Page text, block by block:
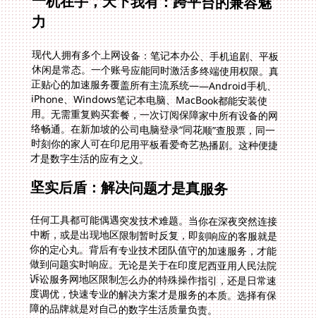
力
现代人拥有多个上网设备：笔记本办公、手机追剧、平板
休闲是常态。一个账号应能同时激活多终端使用权限。真
正贴心的加速服务覆盖所有主流系统——Android手机、
iPhone、Windows笔记本电脑、MacBook都能安装使
用。无需重复购买套餐，一次订阅保障家中所有设备的网
络畅通。在新加坡的公司电脑登录“同花顺”查股票，同一
时刻你的家人可在印尼用平板看爱奇艺热播剧。这种便捷
才是数字生活的应有之义。
坚实后盾：解决问题才是真服务
任何工具都可能偶遇突发技术难题。当你在深夜突然连接
中断，或是出现地区限制暂时反复，即刻响应的客服就是
你的定心丸。背后有专业技术团队值守的加速服务，才能
做到问题实时响应。无论是关于在印度尼西亚用人民法院
诉讼服务网地区限制怎么办的特殊操作指引，还是日常速
度调优，快速专业的解决方案才是服务的本质。选择有保
障的品牌就是对自己的数字生活质量负责。